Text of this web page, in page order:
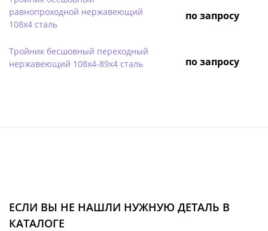
равнопроходной нержавеющий
108х4 сталь
по запросу
Тройник бесшовный переходный
нержавеющий 108х4-89х4 сталь
по запросу
ЕСЛИ ВЫ НЕ НАШЛИ НУЖНУЮ ДЕТАЛЬ В
КАТАЛОГЕ